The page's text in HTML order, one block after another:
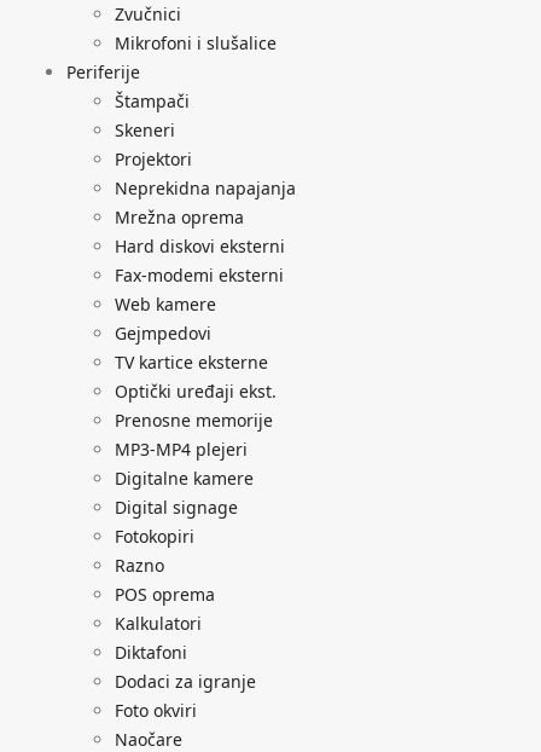
Zvučnici
Mikrofoni i slušalice
Periferije
Štampači
Skeneri
Projektori
Neprekidna napajanja
Mrežna oprema
Hard diskovi eksterni
Fax-modemi eksterni
Web kamere
Gejmpedovi
TV kartice eksterne
Optički uređaji ekst.
Prenosne memorije
MP3-MP4 plejeri
Digitalne kamere
Digital signage
Fotokopiri
Razno
POS oprema
Kalkulatori
Diktafoni
Dodaci za igranje
Foto okviri
Naočare